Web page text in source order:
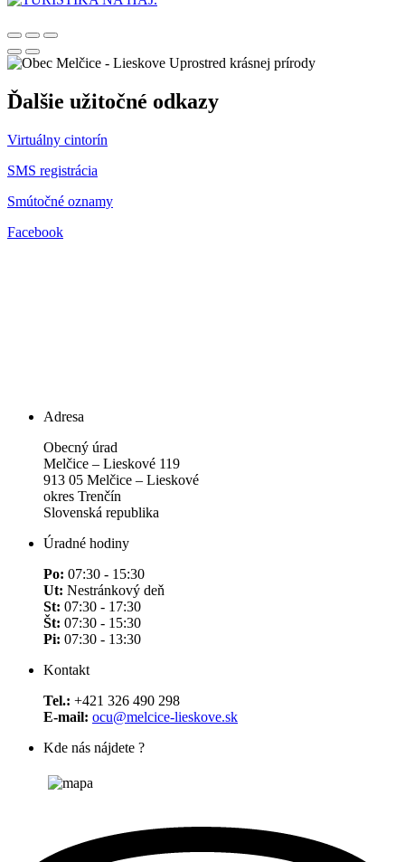
Uprostred krásnej prírody
Ďalšie užitočné odkazy
Virtuálny cintorín
SMS registrácia
Smútočné oznamy
Facebook
Adresa
Obecný úrad
Melčice – Lieskové 119
913 05 Melčice – Lieskové
okres Trenčín
Slovenská republika
Úradné hodiny
Po: 07:30 - 15:30
Ut: Nestránkový deň
St: 07:30 - 17:30
Št: 07:30 - 15:30
Pi: 07:30 - 13:30
Kontakt
Tel.: +421 326 490 298
E-mail: ocu@melcice-lieskove.sk
Kde nás nájdete ?